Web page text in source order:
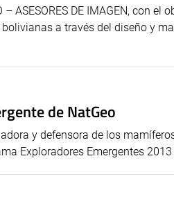
ASESORES DE IMAGEN, con el
a través del diseño y
de NatGeo
y defensora de los
Exploradores Emergentes